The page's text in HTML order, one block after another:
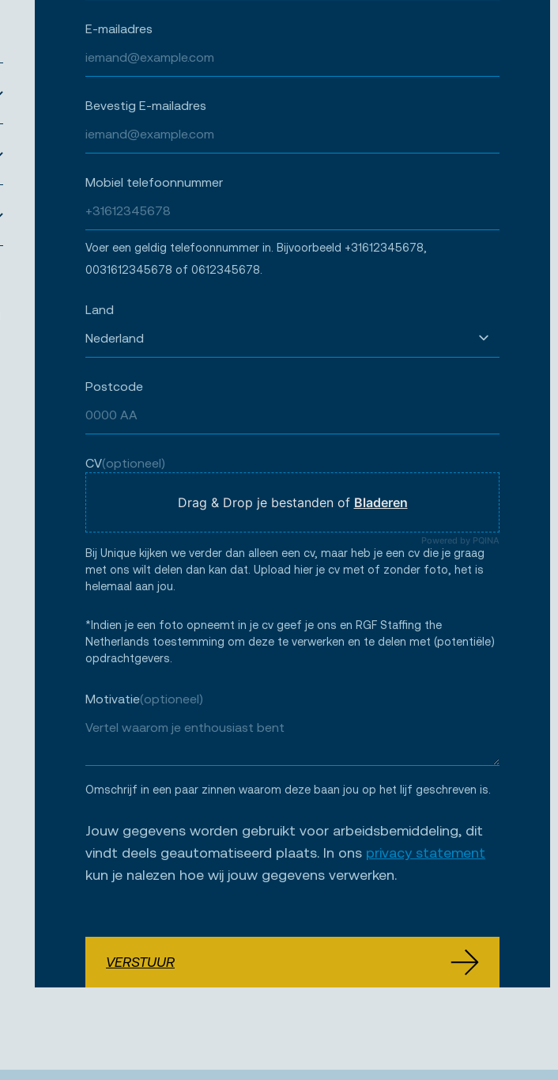
E-mailadres
Bevestig E-mailadres
Mobiel telefoonnummer
Voer een geldig telefoonnummer in. Bijvoorbeeld +31612345678,
0031612345678 of 0612345678.
Land
Postcode
CV(optioneel)
Powered by PQINA
Drag & Drop je bestanden of Bladeren
Bij Unique kijken we verder dan alleen een cv, maar heb je een cv die je graag
met ons wilt delen dan kan dat. Upload hier je cv met of zonder foto, het is
helemaal aan jou.
*Indien je een foto opneemt in je cv geef je ons en RGF Staffing the
Netherlands toestemming om deze te verwerken en te delen met (potentiële)
opdrachtgevers.
Motivatie(optioneel)
Omschrijf in een paar zinnen waarom deze baan jou op het lijf geschreven is.
Jouw gegevens worden gebruikt voor arbeidsbemiddeling, dit
vindt deels geautomatiseerd plaats. In ons privacy statement
kun je nalezen hoe wij jouw gegevens verwerken.
VERSTUUR